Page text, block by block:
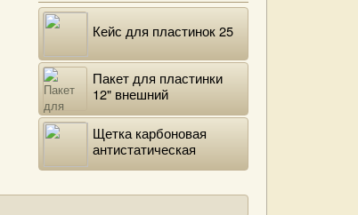
Кейс для пластинок 25
Пакет для пластинки
12" внешний
Щетка карбоновая
антистатическая